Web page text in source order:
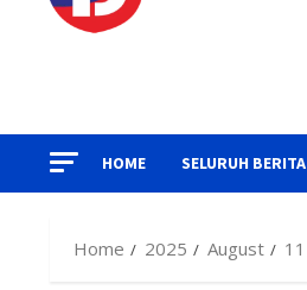
HOME SELURUH BERITA
Home 2025 August 11